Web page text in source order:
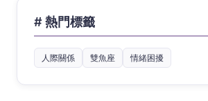
# 熱門標籤
人際關係 雙魚座 情緒困擾